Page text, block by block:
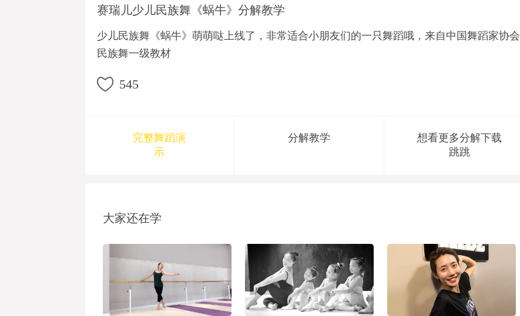
赛瑞儿少儿民族舞《蜗牛》分解教学
少儿民族舞《蜗牛》萌萌哒上线了，非常适合小朋友们的一只舞蹈哦，来自中国舞蹈家协会
民族舞一级教材
545
完整舞蹈演
示
分解教学
想看更多分解下载
跳跳
大家还在学